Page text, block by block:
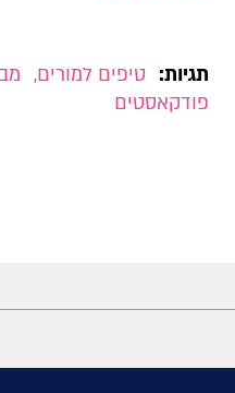
תגיות: טיפים למורים,
פודקאסטים